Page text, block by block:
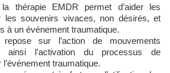
thérapie EMDR permet d’aider les
les souvenirs vivaces, non désirés, et
à un événement traumatique.
sur l’action de mouvements
ainsi l’activation du processus de
traumatique.